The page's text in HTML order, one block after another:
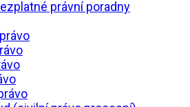
právní poradny